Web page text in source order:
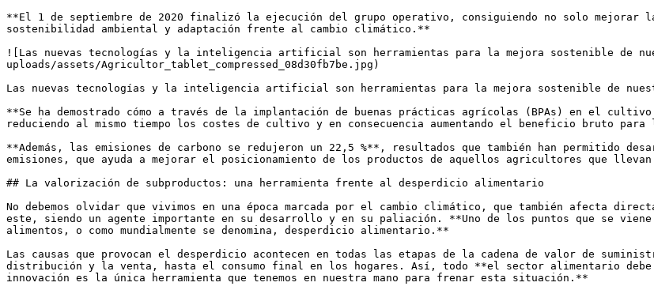
**El 1 de septiembre de 2020 finalizó la ejecución del grupo operativo, consiguiendo no solo mejorar
sostenibilidad ambiental y adaptación frente al cambio climático.**
![Las nuevas tecnologías y la inteligencia artificial son herramientas para la mejora sostenible
uploads/assets/Agricultor_tablet_compressed_08d30fb7be.jpg)
Las nuevas tecnologías y la inteligencia artificial son herramientas para la mejora sostenible de
**Se ha demostrado cómo a través de la implantación de buenas prácticas agrícolas (BPAs) en el
reduciendo al mismo tiempo los costes de cultivo y en consecuencia aumentando el beneficio bruto
**Además, las emisiones de carbono se redujeron un 22,5 %**, resultados que también han permitido
emisiones, que ayuda a mejorar el posicionamiento de los productos de aquellos agricultores que
## La valorización de subproductos: una herramienta frente al desperdicio alimentario
No debemos olvidar que vivimos en una época marcada por el cambio climático, que también afecta
este, siendo un agente importante en su desarrollo y en su paliación. **Uno de los puntos que se
alimentos, o como mundialmente se denomina, desperdicio alimentario.**
Las causas que provocan el desperdicio acontecen en todas las etapas de la cadena de valor de
distribución y la venta, hasta el consumo final en los hogares. Así, todo **el sector alimentario
innovación es la única herramienta que tenemos en nuestra mano para frenar esta situación.**